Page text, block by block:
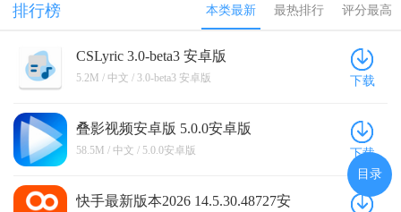
排行榜 本类最新 最热排行 评分最高
CSLyric 3.0-beta3 安卓版
5.2M / 中文 / 3.0-beta3 安卓版 下载
叠影视频安卓版 5.0.0安卓版
58.5M / 中文 / 5.0.0安卓版 下载
快手最新版本2026 14.5.30.48727安
目录